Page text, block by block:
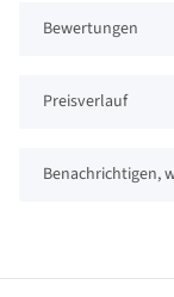
Bewertungen
Preisverlauf
Benachrichtigen,